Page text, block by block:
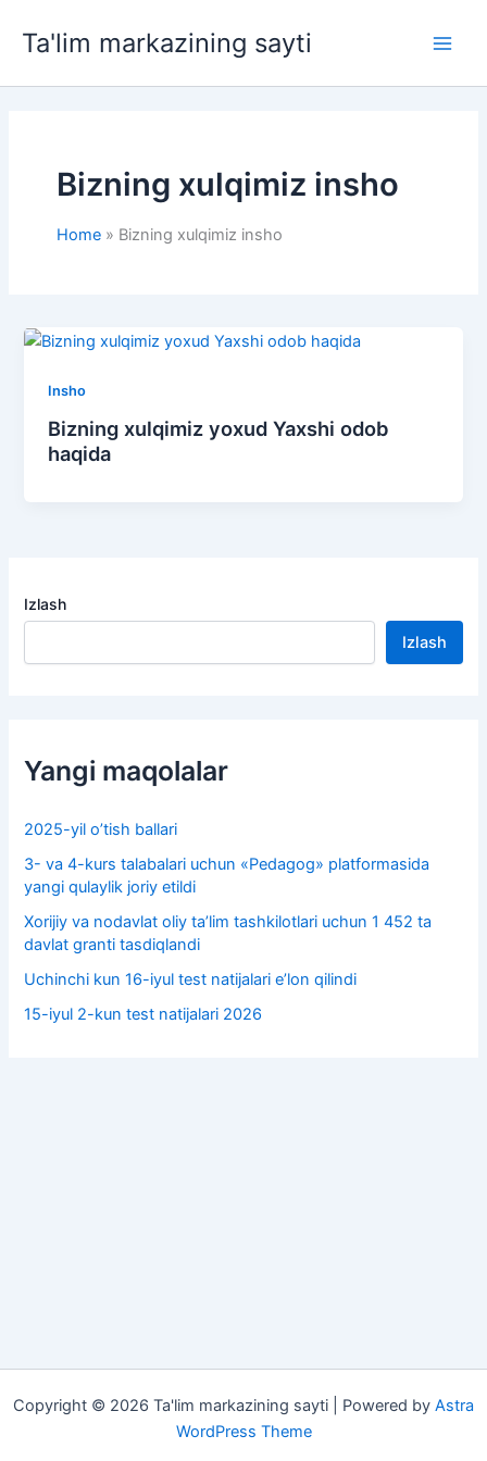
Ta'lim markazining sayti
Bizning xulqimiz insho
Home Bizning xulqimiz insho
Insho
Bizning xulqimiz yoxud Yaxshi odob
haqida
Izlash
Izlash
Yangi maqolalar
2025-yil o’tish ballari
3- va 4-kurs talabalari uchun «Pedagog» platformasida
yangi qulaylik joriy etildi
Xorijiy va nodavlat oliy taʼlim tashkilotlari uchun 1 452 ta
davlat granti tasdiqlandi
Uchinchi kun 16-iyul test natijalari e’lon qilindi
15-iyul 2-kun test natijalari 2026
Copyright © 2026 Ta'lim markazining sayti | Powered by Astra
WordPress Theme